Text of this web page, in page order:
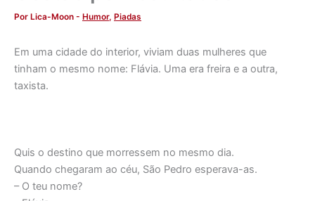
Por Lica-Moon - Humor, Piadas
Em uma cidade do interior, viviam duas mulheres que
tinham o mesmo nome: Flávia. Uma era freira e a outra,
taxista.
Quis o destino que morressem no mesmo dia.
Quando chegaram ao céu, São Pedro esperava-as.
– O teu nome?